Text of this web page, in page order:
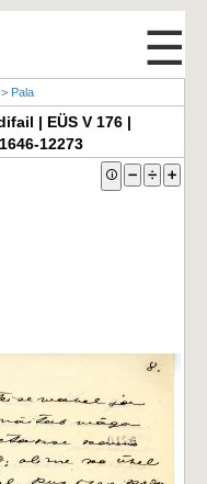
☰
> Pala
| EÜS V 176 |
12273